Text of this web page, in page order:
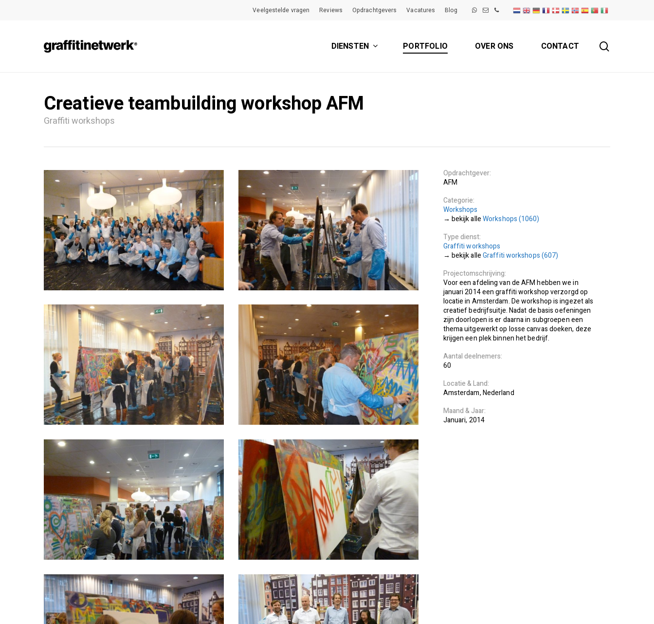
Veelgestelde vragen Reviews Opdrachtgevers Vacatures Blog
Hit enter to search or ESC to close
DIENSTEN PORTFOLIO OVER ONS CONTACT
Creatieve teambuilding workshop AFM
Graffiti workshops
Opdrachtgever
AFM
Categorie
Workshops
Workshops (1060)
Type dienst
Graffiti workshops
Graffiti workshops (607)
Projectomschrijving
Voor een afdeling van de AFM hebben we in
januari 2014 een graffiti workshop verzorgd op
locatie in Amsterdam. De workshop is ingezet als
creatief bedrijfsuitje. Nadat de basis oefeningen
zijn doorlopen is er daarna in subgroepen een
thema uitgewerkt op losse canvas doeken, deze
krijgen een plek binnen het bedrijf.
Aantal deelnemers
60
Locatie
Land
Amsterdam Nederland
Maand
Jaar
Januari 2014